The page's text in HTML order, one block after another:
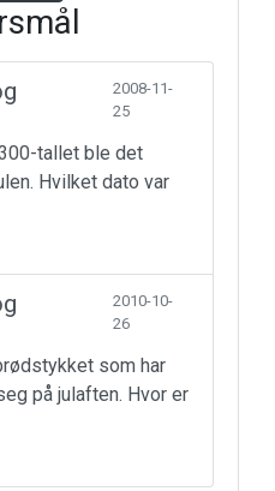
2008-11-
25
tallet ble det
Hvilket dato var
2010-10-
26
som har
på julaften. Hvor er